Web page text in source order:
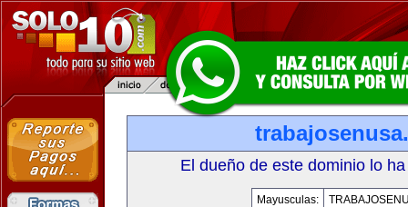
El dueño de este dominio lo
Mayusculas: